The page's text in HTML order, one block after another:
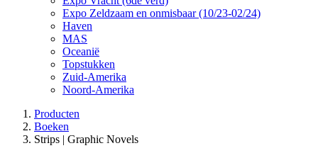
Expo Zeldzaam en onmisbaar (10/23-02/24)
Haven
MAS
Oceanië
Topstukken
Zuid-Amerika
Noord-Amerika
Producten
Boeken
Strips | Graphic Novels